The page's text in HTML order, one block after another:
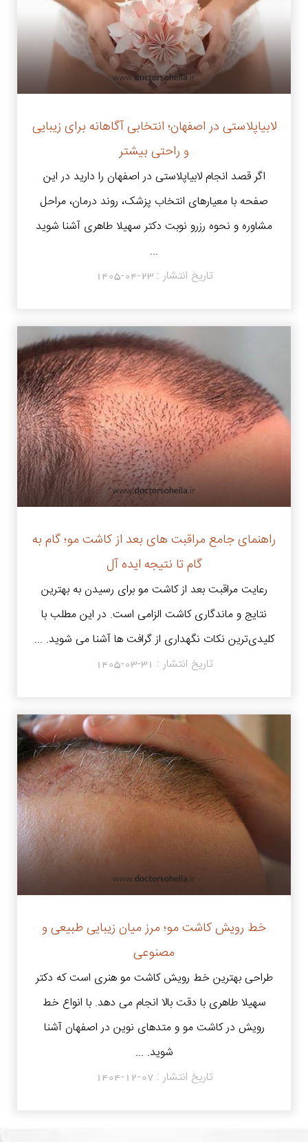
لابیاپلاستی در اصفهان؛ انتخابی آگاهانه برای زیبایی
و راحتی بیشتر
اگر قصد انجام لابیاپلاستی در اصفهان را دارید در این
صفحه با معیارهای انتخاب پزشک، روند درمان، مراحل
مشاوره و نحوه رزرو نوبت دکتر سهیلا طاهری آشنا شوید
...
تاریخ انتشار :1405-04-23
راهنمای جامع مراقبت های بعد از کاشت مو؛ گام به
گام تا نتیجه ایده آل
رعایت مراقبت بعد از کاشت مو برای رسیدن به بهترین
نتایج و ماندگاری کاشت الزامی است. در این مطلب با
کلیدی‌ترین نکات نگهداری از گرافت‌ ها آشنا می شوید. ...
تاریخ انتشار : 1405-03-31
خط رویش کاشت مو؛ مرز میان زیبایی طبیعی و
مصنوعی
طراحی بهترین خط رویش کاشت مو هنری است که دکتر
سهیلا طاهری با دقت بالا انجام می دهد. با انواع خط
رویش در کاشت مو و متدهای نوین در اصفهان آشنا
شوید. ...
تاریخ انتشار :1404-12-07